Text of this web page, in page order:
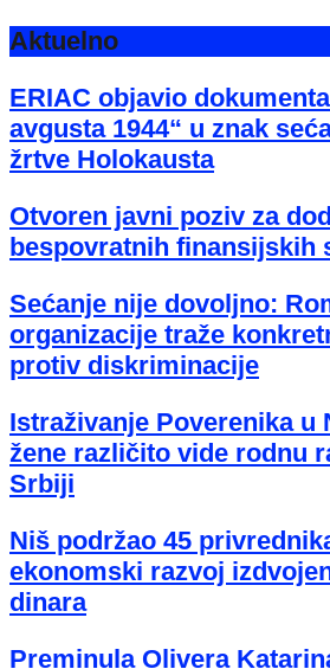
Aktuelno
ERIAC objavio
avgusta 1944“ u znak
žrtve Holokausta
Otvoren javni poziv za
bespovratnih finansijskih
Sećanje nije dovoljno:
organizacije traže
protiv diskriminacije
Istraživanje Poverenika u
žene različito vide rodnu
Srbiji
Niš podržao 45
ekonomski razvoj
dinara
Preminula Olivera